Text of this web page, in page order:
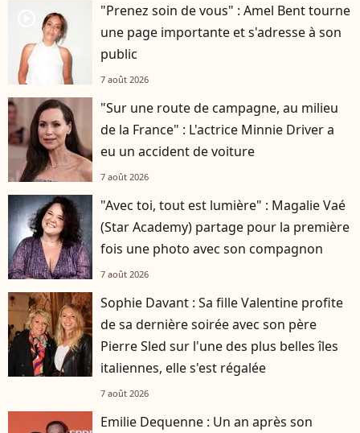
"Prenez soin de vous" : Amel Bent tourne
une page importante et s'adresse à son
public
7 août 2026
"Sur une route de campagne, au milieu
de la France" : L'actrice Minnie Driver a
eu un accident de voiture
7 août 2026
"Avec toi, tout est lumière" : Magalie Vaé
(Star Academy) partage pour la première
fois une photo avec son compagnon
7 août 2026
Sophie Davant : Sa fille Valentine profite
de sa dernière soirée avec son père
Pierre Sled sur l'une des plus belles îles
italiennes, elle s'est régalée
7 août 2026
Emilie Dequenne : Un an après son